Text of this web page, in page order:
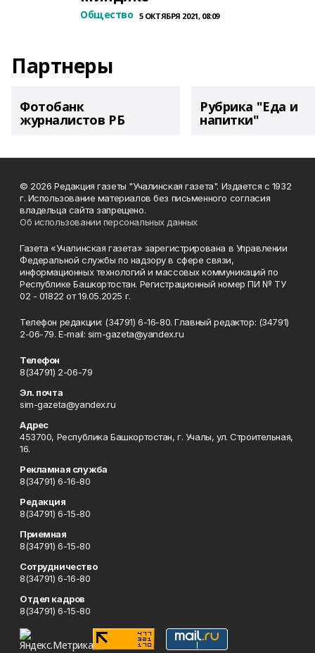
Общество 5 ОКТЯБРЯ 2021, 08:09
Партнеры
Фотобанк
журналистов РБ
Рубрика "Еда и
напитки"
© 2026 Редакция газеты "Учалинская газета". Издается с 1932
г. Использование материалов без письменного согласия
владельца сайта запрещено.
Об использовании персональных данных
Газета «Учалинская газета» зарегистрирована в Управлении
Федеральной службы по надзору в сфере связи,
информационных технологий и массовых коммуникаций по
Республике Башкортостан. Регистрационный номер ПИ № ТУ
02 - 01822 от 19.05.2025 г.
Телефон редакции: (34791) 6-16-80. Главный редактор: (34791)
2-06-79. Е-mаil: sim-gazeta@yandex.ru
Телефон
8(34791) 2-06-79
Эл. почта
sim-gazeta@yandex.ru
Адрес
453700, Республика Башкортостан, г. Учалы, ул. Строительная,
16.
Рекламная служба
8(34791) 6-16-80
Редакция
8(34791) 6-15-80
Приемная
8(34791) 6-15-80
Сотрудничество
8(34791) 6-16-80
Отдел кадров
8(34791) 6-15-80